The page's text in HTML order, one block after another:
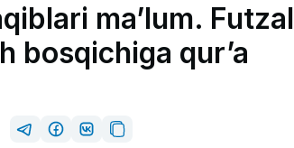
ma’lum. Futzal
bosqichiga qur’a